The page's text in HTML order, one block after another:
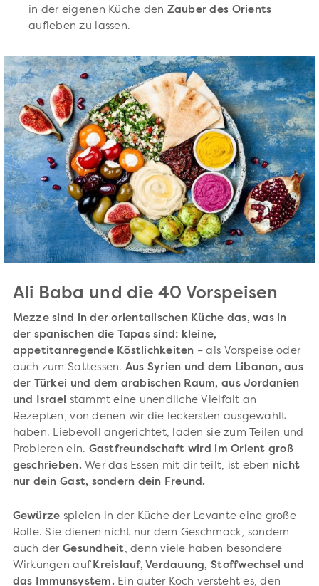
in der eigenen Küche den Zauber des Orients
aufleben zu lassen.
Ali Baba und die 40 Vorspeisen
Mezze sind in der orientalischen Küche das, was in
der spanischen die Tapas sind: kleine,
appetitanregende Köstlichkeiten – als Vorspeise oder
auch zum Sattessen. Aus Syrien und dem Libanon, aus
der Türkei und dem arabischen Raum, aus Jordanien
und Israel stammt eine unendliche Vielfalt an
Rezepten, von denen wir die leckersten ausgewählt
haben. Liebevoll angerichtet, laden sie zum Teilen und
Probieren ein. Gastfreundschaft wird im Orient groß
geschrieben. Wer das Essen mit dir teilt, ist eben nicht
nur dein Gast, sondern dein Freund.
Gewürze spielen in der Küche der Levante eine große
Rolle. Sie dienen nicht nur dem Geschmack, sondern
auch der Gesundheit, denn viele haben besondere
Wirkungen auf Kreislauf, Verdauung, Stoffwechsel und
das Immunsystem. Ein guter Koch versteht es, den